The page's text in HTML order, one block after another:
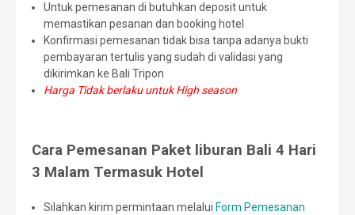
Untuk pemesanan di butuhkan deposit untuk
memastikan pesanan dan booking hotel
Konfirmasi pemesanan tidak bisa tanpa adanya bukti
pembayaran tertulis yang sudah di validasi yang
dikirimkan ke Bali Tripon
Harga Tidak berlaku untuk High season
Cara Pemesanan Paket liburan Bali 4 Hari
3 Malam Termasuk Hotel
Silahkan kirim permintaan melalui Form Pemesanan